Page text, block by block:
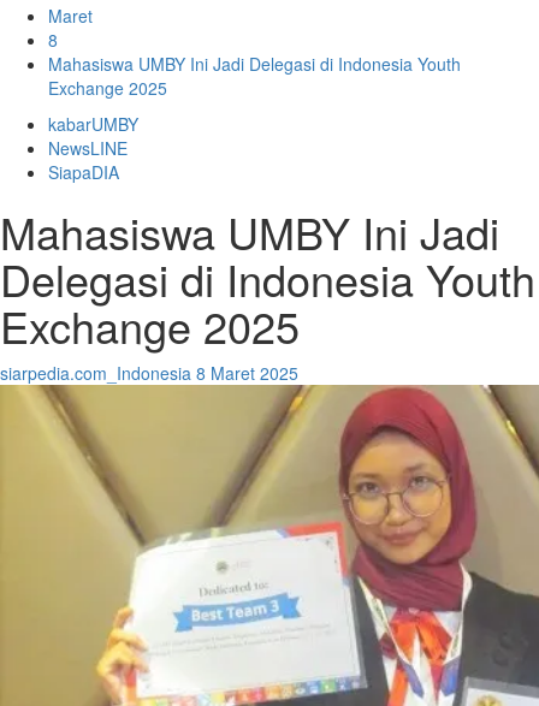
Maret
8
Mahasiswa UMBY Ini Jadi Delegasi di Indonesia Youth
Exchange 2025
kabarUMBY
NewsLINE
SiapaDIA
Mahasiswa UMBY Ini Jadi
Delegasi di Indonesia Youth
Exchange 2025
siarpedia.com_Indonesia 8 Maret 2025